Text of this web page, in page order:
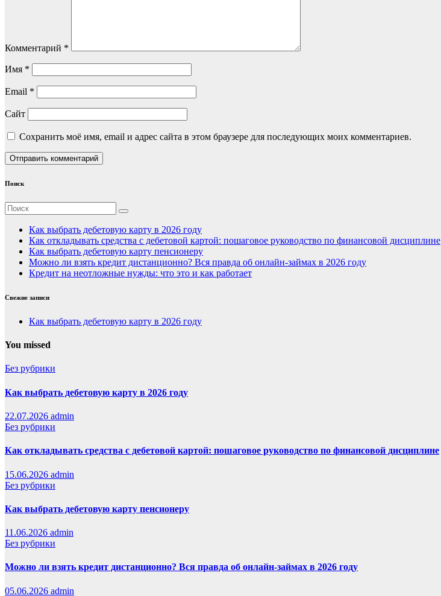
Комментарий *
Имя *
Email *
Сайт
Сохранить моё имя, email и адрес сайта в этом браузере для последующих моих комментариев.
Поиск
Как выбрать дебетовую карту в 2026 году
Как откладывать средства с дебетовой картой: пошаговое руководство по финансовой дисциплине
Как выбрать дебетовую карту пенсионеру
Можно ли взять кредит дистанционно? Вся правда об онлайн-займах в 2026 году
Кредит на неотложные нужды: что это и как работает
Свежие записи
Как выбрать дебетовую карту в 2026 году
You missed
Без рубрики
Как выбрать дебетовую карту в 2026 году
22.07.2026 admin
Без рубрики
Как откладывать средства с дебетовой картой: пошаговое руководство по финансовой дисциплине
15.06.2026 admin
Без рубрики
Как выбрать дебетовую карту пенсионеру
11.06.2026 admin
Без рубрики
Можно ли взять кредит дистанционно? Вся правда об онлайн-займах в 2026 году
05.06.2026 admin